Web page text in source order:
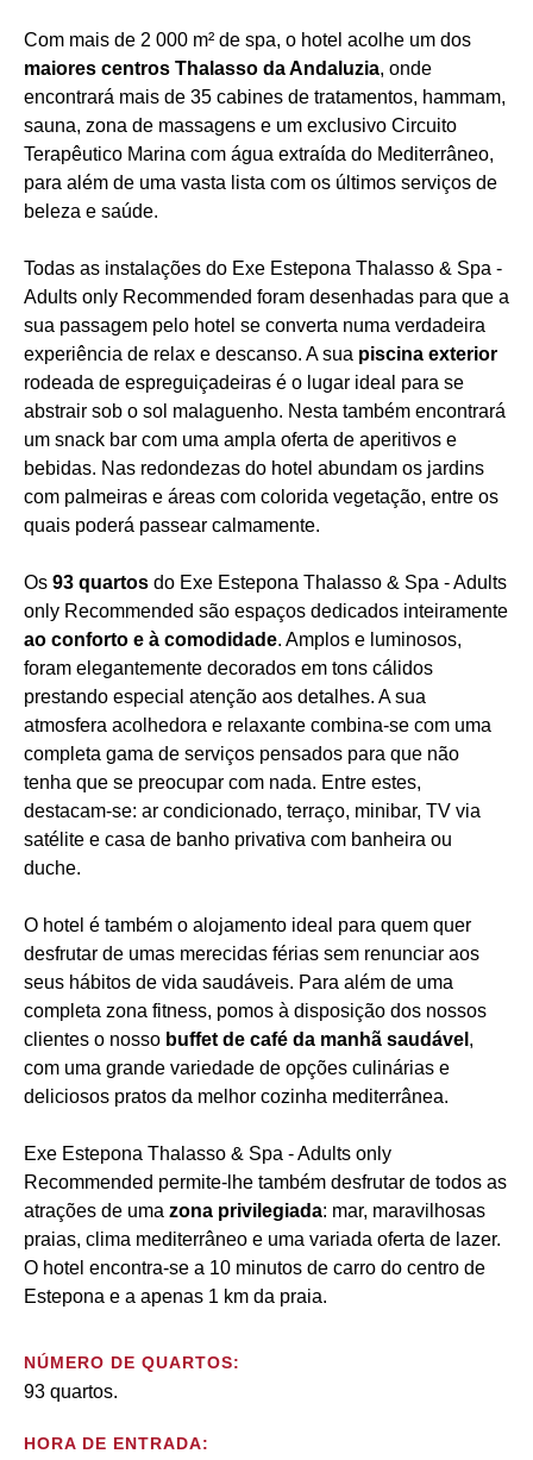
Com mais de 2 000 m² de spa, o hotel acolhe um dos
maiores centros Thalasso da Andaluzia, onde
encontrará mais de 35 cabines de tratamentos, hammam,
sauna, zona de massagens e um exclusivo Circuito
Terapêutico Marina com água extraída do Mediterrâneo,
para além de uma vasta lista com os últimos serviços de
beleza e saúde.
Todas as instalações do Exe Estepona Thalasso & Spa -
Adults only Recommended foram desenhadas para que a
sua passagem pelo hotel se converta numa verdadeira
experiência de relax e descanso. A sua piscina exterior
rodeada de espreguiçadeiras é o lugar ideal para se
abstrair sob o sol malaguenho. Nesta também encontrará
um snack bar com uma ampla oferta de aperitivos e
bebidas. Nas redondezas do hotel abundam os jardins
com palmeiras e áreas com colorida vegetação, entre os
quais poderá passear calmamente.
Os 93 quartos do Exe Estepona Thalasso & Spa - Adults
only Recommended são espaços dedicados inteiramente
ao conforto e à comodidade. Amplos e luminosos,
foram elegantemente decorados em tons cálidos
prestando especial atenção aos detalhes. A sua
atmosfera acolhedora e relaxante combina-se com uma
completa gama de serviços pensados para que não
tenha que se preocupar com nada. Entre estes,
destacam-se: ar condicionado, terraço, minibar, TV via
satélite e casa de banho privativa com banheira ou
duche.
O hotel é também o alojamento ideal para quem quer
desfrutar de umas merecidas férias sem renunciar aos
seus hábitos de vida saudáveis. Para além de uma
completa zona fitness, pomos à disposição dos nossos
clientes o nosso buffet de café da manhã saudável ,
com uma grande variedade de opções culinárias e
deliciosos pratos da melhor cozinha mediterrânea.
Exe Estepona Thalasso & Spa - Adults only
Recommended permite-lhe também desfrutar de todos as
atrações de uma zona privilegiada: mar, maravilhosas
praias, clima mediterrâneo e uma variada oferta de lazer.
O hotel encontra-se a 10 minutos de carro do centro de
Estepona e a apenas 1 km da praia.
NÚMERO DE QUARTOS:
93 quartos.
HORA DE ENTRADA: